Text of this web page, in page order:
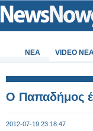
ΝΕΑ VIDEO
Ο Παπαδήμος
2012-07-19 23:18:47